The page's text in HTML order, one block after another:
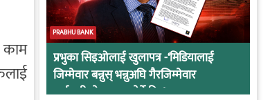
काम
PRABHU BANK
प्रभुका सिइओलाई खुलापत्र -‘मिडियालाई
जिम्मेवार बन्नुस् भन्नुअघि गैरजिम्मेवार
कर्मचारीको व्यवहार हेर्ने कि !